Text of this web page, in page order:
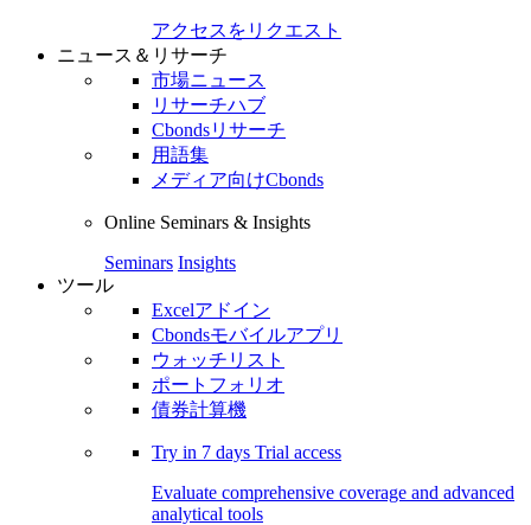
アクセスをリクエスト
ニュース＆リサーチ
市場ニュース
リサーチハブ
Cbondsリサーチ
用語集
メディア向けCbonds
Online Seminars & Insights
Seminars Insights
ツール
Excelアドイン
Cbondsモバイルアプリ
ウォッチリスト
ポートフォリオ
債券計算機
Try in 7 days Trial access
Evaluate comprehensive coverage and advanced
analytical tools